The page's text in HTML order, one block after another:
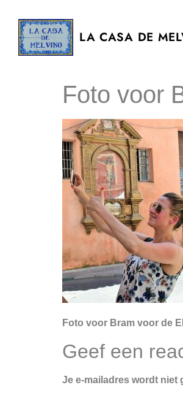
LA CASA DE
Foto voor
Foto voor Bram voor de
Geef een
Je e-mailadres wordt niet